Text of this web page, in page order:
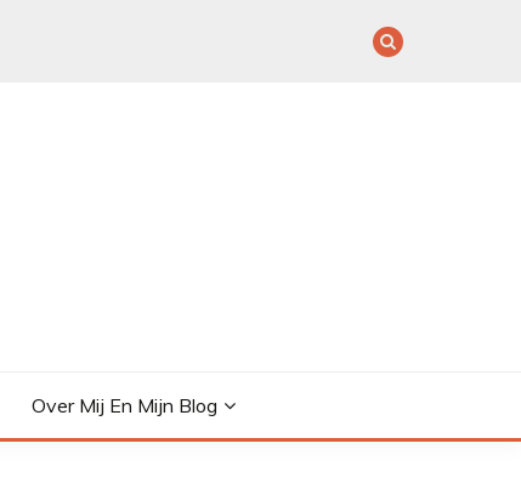
Over Mij En Mijn Blog